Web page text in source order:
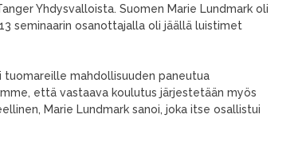
Yhdysvalloista. Suomen Marie Lundmark oli
seminaarin osanottajalla oli jäällä luistimet
tuomareille mahdollisuuden paneutua
että vastaava koulutus järjestetään myös
Marie Lundmark sanoi, joka itse osallistui